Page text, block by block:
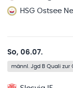
HSG Ostsee
So, 06.07.
männl. Jgd B Quali zur